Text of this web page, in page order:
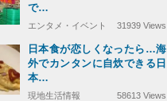
で…
エンタメ・イベント 31939 Views
日本食が恋しくなったら…海
外でカンタンに自炊できる日
本…
現地生活情報 58613 Views